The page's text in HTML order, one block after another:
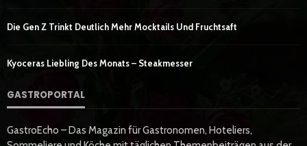
Die Gen Z Trinkt Deutlich Mehr Mocktails Und Fruchtsaft
Kyoceras Liebling Des Monats – Steakmesser
GASTROPORTAL
GastroEcho – Das Magazin für Gastronomen, Hoteliers,